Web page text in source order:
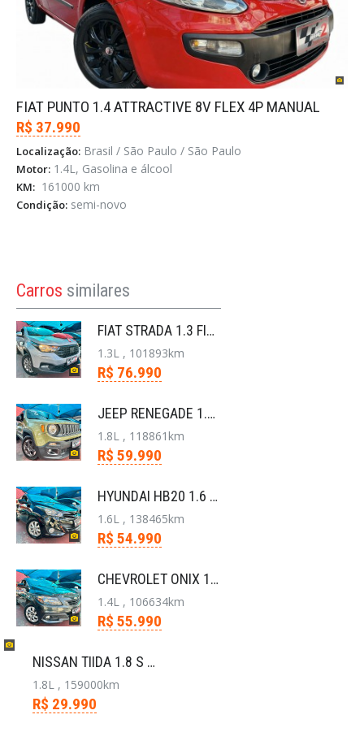
FIAT PUNTO 1.4 ATTRACTIVE 8V FLEX 4P MANUAL
R$ 37.990
Localização: Brasil / São Paulo / São Paulo
Motor: 1.4L, Gasolina e álcool
KM: 161000 km
Condição: semi-novo
Carros similares
FIAT STRADA 1.3 FIREFLY FLEX FREEDOM CS MANUAL
1.3L , 101893km
R$ 76.990
JEEP RENEGADE 1.8 16V FLEX SPORT 4P AUTOMÁTICO
1.8L , 118861km
R$ 59.990
HYUNDAI HB20 1.6 COMFORT PLUS 16V FLEX 4P AUTOMÁTI
1.6L , 138465km
R$ 54.990
CHEVROLET ONIX 1.4 MPFI LT 8V FLEX 4P AUTOMÁTICO
1.4L , 106634km
R$ 55.990
NISSAN TIIDA 1.8 S 16V FLEX 4P MANUAL
1.8L , 159000km
R$ 29.990